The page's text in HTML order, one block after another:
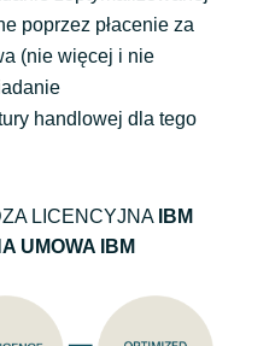
poprzez płacenie za
(nie więcej i nie
handlowej dla tego
LICENCYJNA IBM
UMOWA IBM